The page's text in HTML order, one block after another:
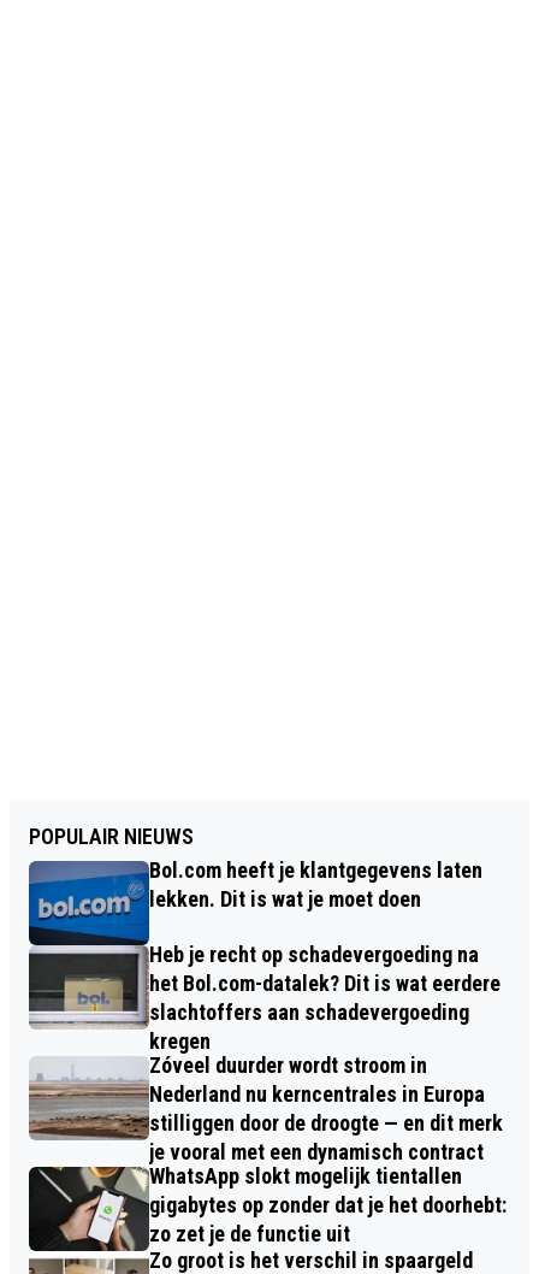
POPULAIR NIEUWS
Bol.com heeft je klantgegevens laten
lekken. Dit is wat je moet doen
Heb je recht op schadevergoeding na
het Bol.com-datalek? Dit is wat eerdere
slachtoffers aan schadevergoeding
kregen
Zóveel duurder wordt stroom in
Nederland nu kerncentrales in Europa
stilliggen door de droogte — en dit merk
je vooral met een dynamisch contract
WhatsApp slokt mogelijk tientallen
gigabytes op zonder dat je het doorhebt:
zo zet je de functie uit
Zo groot is het verschil in spaargeld